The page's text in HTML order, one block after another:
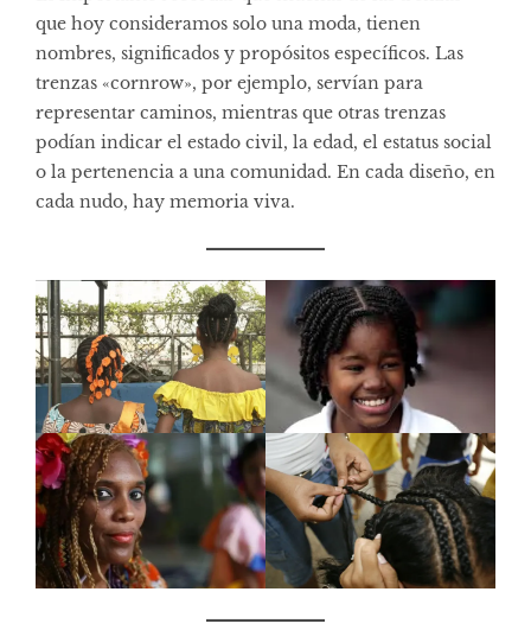
que hoy consideramos solo una moda, tienen
nombres, significados y propósitos específicos. Las
trenzas «cornrow», por ejemplo, servían para
representar caminos, mientras que otras trenzas
podían indicar el estado civil, la edad, el estatus social
o la pertenencia a una comunidad. En cada diseño, en
cada nudo, hay memoria viva.